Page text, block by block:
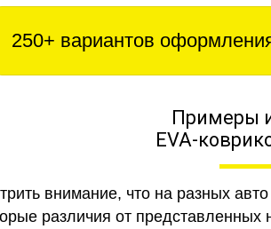
250+ вариантов
Примеры
EVA-
внимание, что на разных
различия от